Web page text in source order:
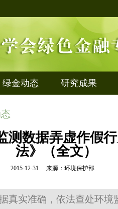
绿金动态 研究成果
测数据弄虚作假
法》（全文）
2015-12-31 来源：环境保护部
真实准确，依法查处环境